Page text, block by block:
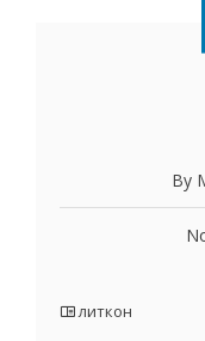
By
литкон